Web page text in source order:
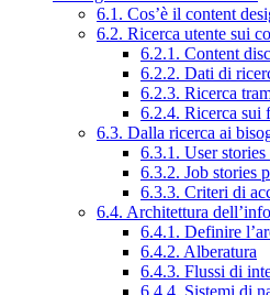
6.1. Cos’è il content
6.2. Ricerca utente sui
6.2.1. Content
6.2.2. Dati di
6.2.3. Ricerca
6.2.4. Ricerca sui
6.3. Dalla ricerca ai
6.3.1. User
6.3.2. Job stories
6.3.3. Criteri di
6.4. Architettura
6.4.1. Definire
6.4.2. Alberatura
6.4.3. Flussi di
6.4.4. Sistemi di